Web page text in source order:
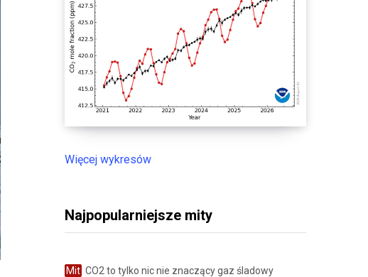
Więcej wykresów
Najpopularniejsze mity
Mit CO2 to tylko nic nie znaczący gaz śladowy